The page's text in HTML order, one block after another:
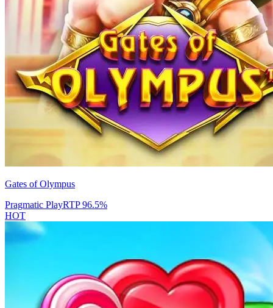
Gates of Olympus
Pragmatic PlayRTP96.5%
HOT